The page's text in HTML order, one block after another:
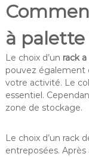
à palette
Le choix d’un rack
pouvez également
votre activité. Le
essentiel.
zone de stockage.
Le choix d’un rack
entreposées.